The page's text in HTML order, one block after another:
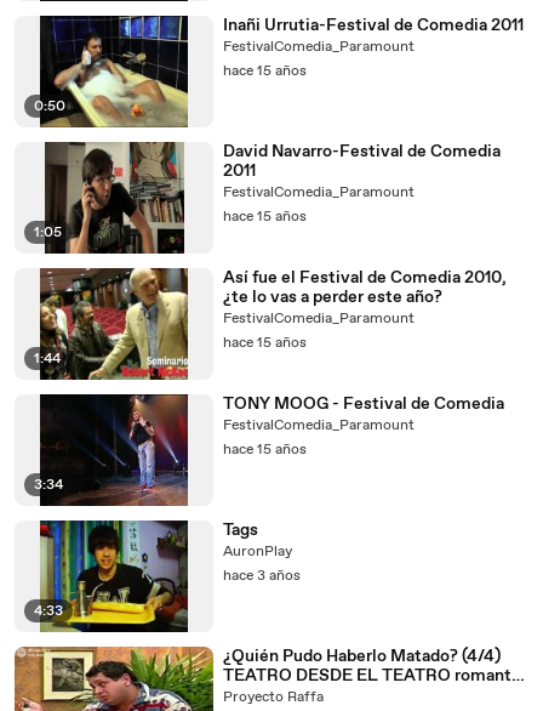
0:50
Inañi Urrutia-Festival de Comedia 2011
FestivalComedia_Paramount
hace 15 años
1:05
David Navarro-Festival de Comedia
2011
FestivalComedia_Paramount
hace 15 años
1:44
Así fue el Festival de Comedia 2010,
¿te lo vas a perder este año?
FestivalComedia_Paramount
hace 15 años
3:34
TONY MOOG - Festival de Comedia
FestivalComedia_Paramount
hace 15 años
4:33
Tags
AuronPlay
hace 3 años
¿Quién Pudo Haberlo Matado? (4/4)
TEATRO DESDE EL TEATRO romantic
comedy
Proyecto Raffa